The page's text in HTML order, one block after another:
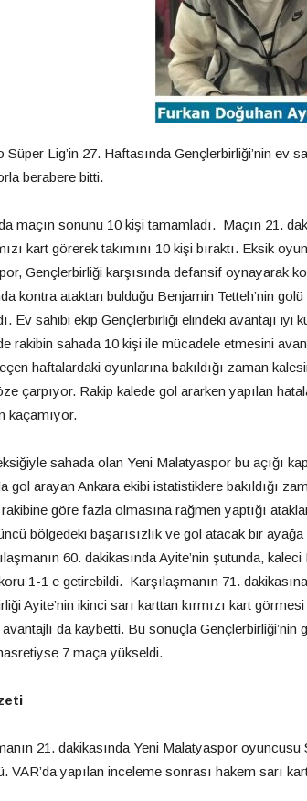
Süper Lig’in 27. Haftasında Gençlerbirliği’nin ev
berabere bitti.
maçın sonunu 10 kişi tamamladı. Maçın 21.
kart görerek takımını 10 kişi bıraktı. Eksik
Gençlerbirliği karşısında defansif oynayarak
kontra ataktan bulduğu Benjamin Tetteh’nin
Ev sahibi ekip Gençlerbirliği elindeki avantajı iyi
rakibin sahada 10 kişi ile mücadele etmesini
haftalardaki oyunlarına bakıldığı zaman
çarpıyor. Rakip kalede gol ararken yapılan
kaçamıyor.
sahada olan Yeni Malatyaspor bu açığı
gol arayan Ankara ekibi istatistiklere bakıldığı
göre fazla olmasına rağmen yaptığı
bölgedeki başarısızlık ve gol atacak bir
60. dakikasında Ayite’nin şutunda,
1-1 e getirebildi. Karşılaşmanın 71.
Ayite’nin ikinci sarı karttan kırmızı kart
da kaybetti. Bu sonuçla Gençlerbirliği’nin
7 maça yükseldi.
21. dakikasında Yeni Malatyaspor oyuncusu
VAR’da yapılan inceleme sonrası hakem sarı